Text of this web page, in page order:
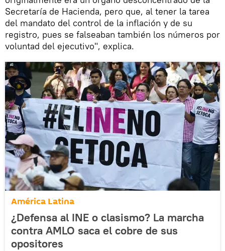
Secretaría de Hacienda, pero que, al tener la tarea
del mandato del control de la inflación y de su
registro, pues se falseaban también los números por
voluntad del ejecutivo", explica.
América Latina
¿Defensa al INE o clasismo? La marcha
contra AMLO saca el cobre de sus
opositores